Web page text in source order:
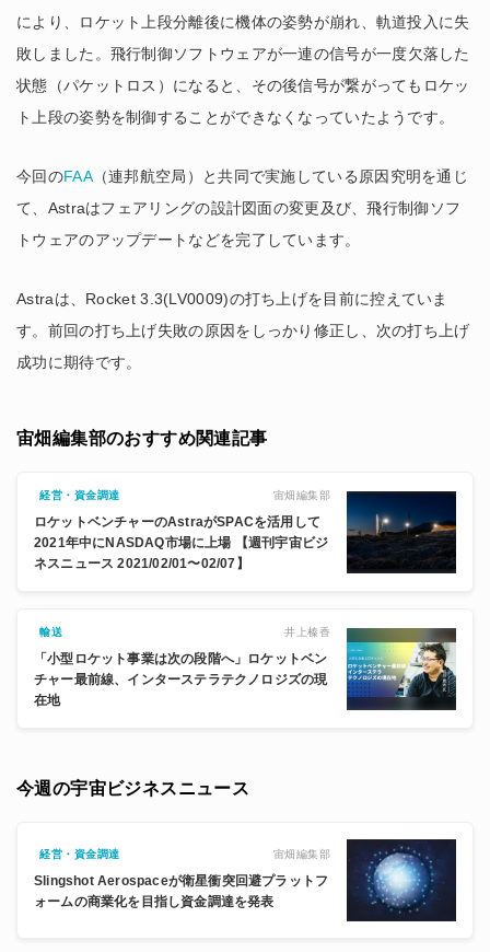
により、ロケット上段分離後に機体の姿勢が崩れ、軌道投入に失
敗しました。 飛行制御ソフトウェアが一連の信号が一度欠落した
状態（パケットロス）になると、その後信号が繋がってもロケッ
ト上段の姿勢を制御することができなくなっていたようです。
今回のFAA（連邦航空局）と共同で実施している原因究明を通じ
て、Astraはフェアリングの設計図面の変更及び、飛行制御ソフ
トウェアのアップデートなどを完了しています。
Astraは、Rocket 3.3(LV0009)の打ち上げを目前に控えていま
す。前回の打ち上げ失敗の原因をしっかり修正し、次の打ち上げ
成功に期待です。
宙畑編集部のおすすめ関連記事
経営・資金調達 宙畑編集部
ロケットベンチャーのAstraがSPACを活用して
2021年中にNASDAQ市場に上場 【週刊宇宙ビジ
ネスニュース 2021/02/01〜02/07】
輸送 井上榛香
「小型ロケット事業は次の段階へ」ロケットベン
チャー最前線、インターステラテクノロジズの現
在地
今週の宇宙ビジネスニュース
経営・資金調達 宙畑編集部
Slingshot Aerospaceが衛星衝突回避プラットフ
ォームの商業化を目指し資金調達を発表